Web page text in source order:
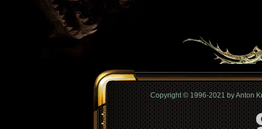
Copyright © 1996-2021 by Anton